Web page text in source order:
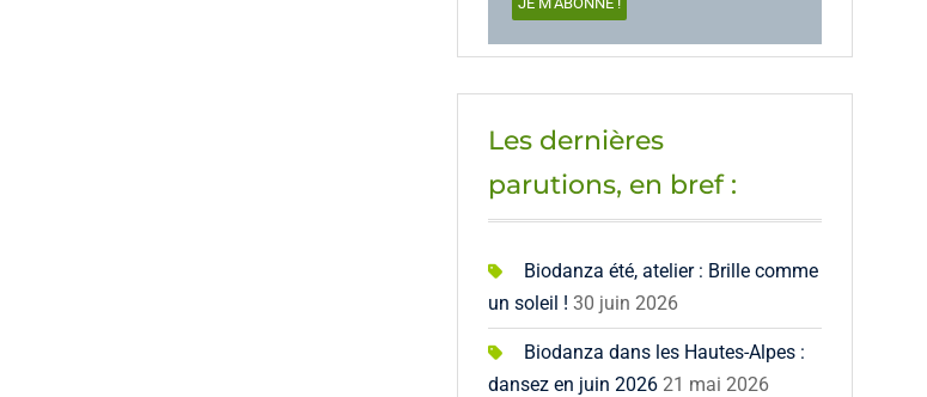
Les dernières
parutions, en bref :
Biodanza été, atelier : Brille comme
un soleil ! 30 juin 2026
Biodanza dans les Hautes-Alpes :
dansez en juin 2026 21 mai 2026